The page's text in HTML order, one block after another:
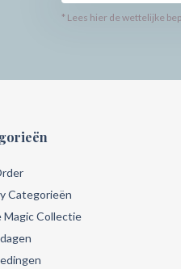
* Lees hier de wettelijke
Categorieën
Magic Collectie